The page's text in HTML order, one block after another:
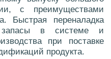
с преимуществами
Быстрая переналадка
запасы в системе и
при поставке
продукта.